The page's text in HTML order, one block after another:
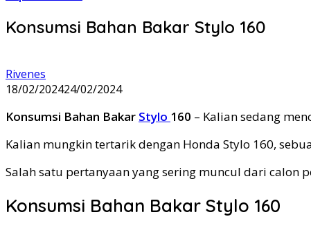
Konsumsi Bahan Bakar Stylo 160
Rivenes
18/02/202424/02/2024
Konsumsi Bahan Bakar Stylo 160 – Kalian sedang
Kalian mungkin tertarik dengan Honda Stylo 160,
Salah satu pertanyaan yang sering muncul dari calon
Konsumsi Bahan Bakar Stylo 160